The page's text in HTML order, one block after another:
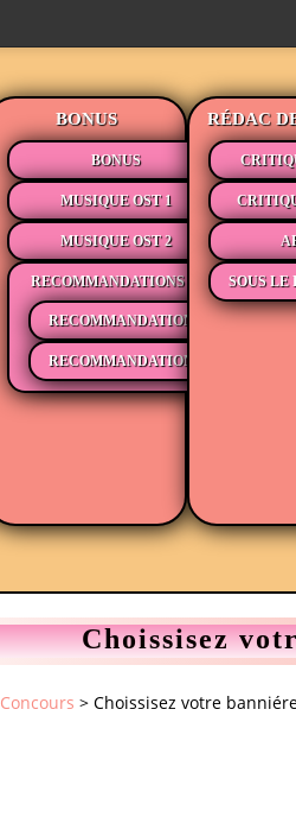
BONUS
BONUS
MUSIQUE OST 1
MUSIQUE OST 2
RECOMMANDATIONS
RECOMMANDATIONS MÉDIAS
RECOMMANDATIONS LECTURE
RÉDAC
SOUS
Choissisez
Concours > Choissisez votre